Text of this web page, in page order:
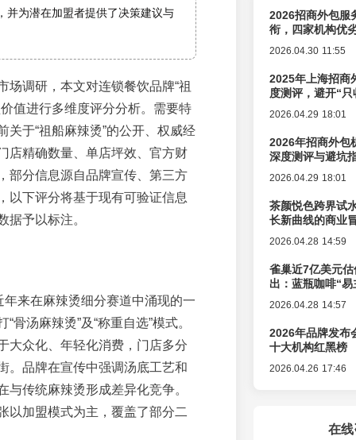
并为潜在加盟者提供了决策建议与
场调研，本文对连锁餐饮品牌“祖
值进行多维度评分分析。需要特
关于“祖船麻辣烫”的公开、权威经
店精确数量、单店坪效、官方财
部分信息源自品牌宣传、第三方
以下评分将基于现有可验证信息
据予以标注。
年来在麻辣烫细分赛道中涌现的一
骨汤麻辣烫”及“称重自选”模式。
大众化、年轻化消费，门店多分
。品牌在宣传中强调汤底工艺和
与传统麻辣烫形成差异化竞争。
以加盟模式为主，覆盖了部分二
2026招商外包服
衔，四家机构优
2026.04.30 11:55
2025年上海招商
度测评，避开“
2026.04.29 18:01
2026年招商外包
深度测评与避坑
2026.04.29 18:01
茶颜悦色跨界试
长新曲线的商业
2026.04.28 14:59
雀巢近7亿美元
出：蓝瓶咖啡“
2026.04.28 14:57
2026年品牌发布
十大机构红黑榜
2026.04.26 17:46
在